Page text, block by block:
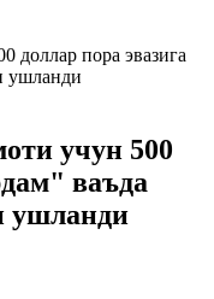
учун 500
ваъда
ушланди